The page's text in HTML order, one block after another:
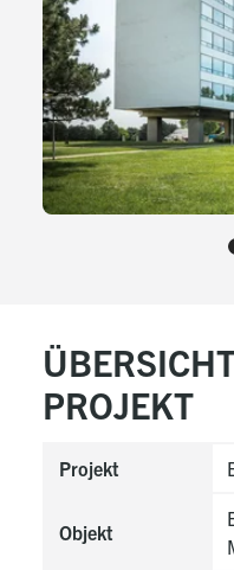
PROJEKT
Projekt
Objekt